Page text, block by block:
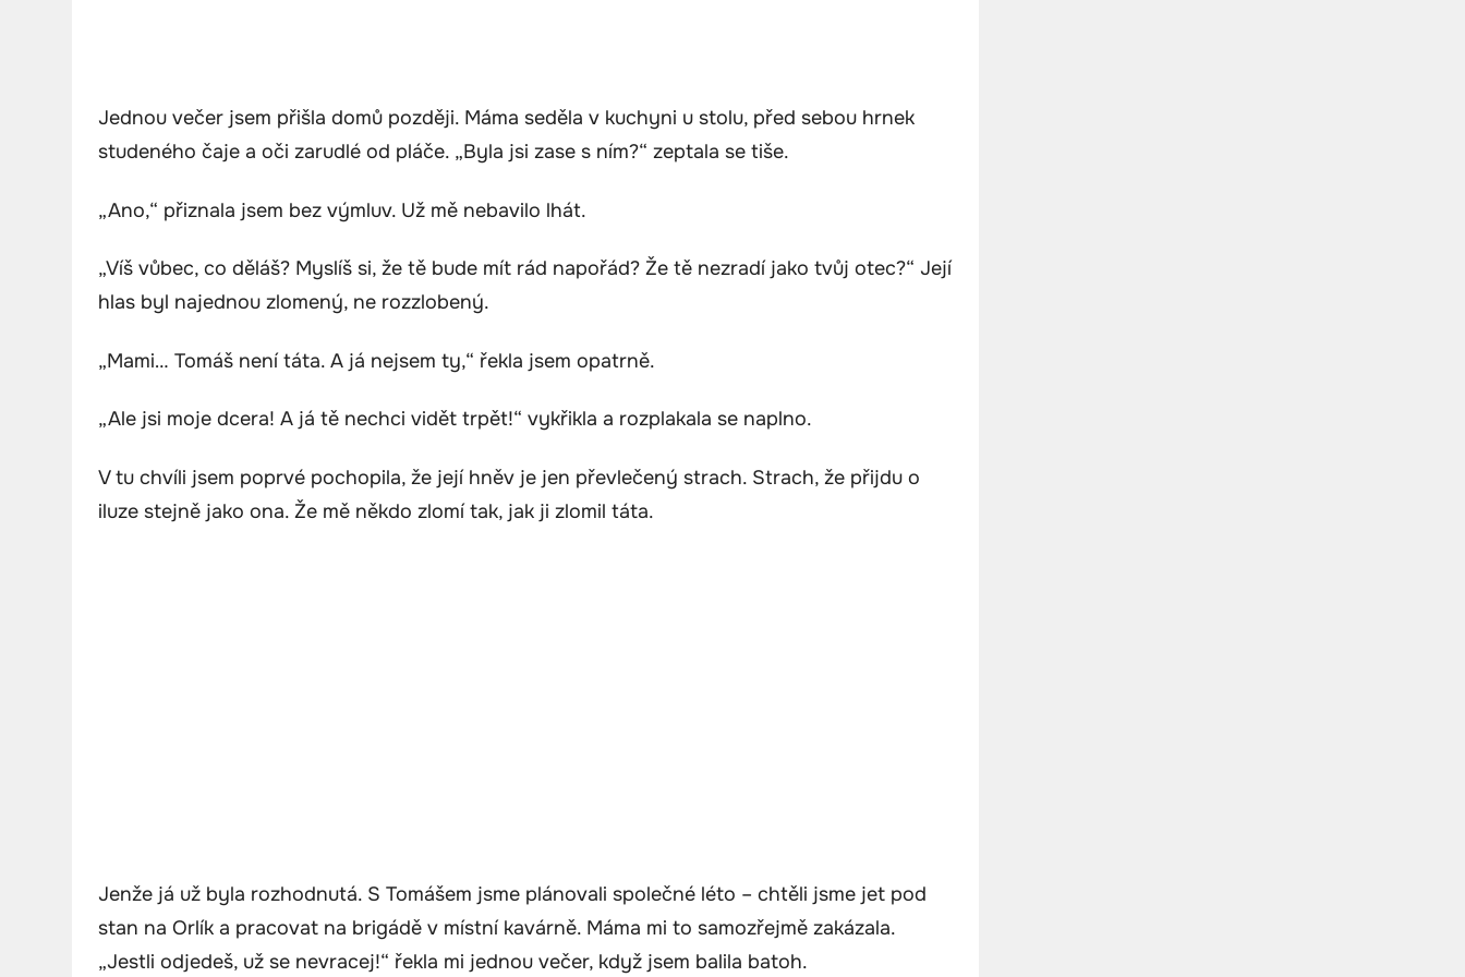
Jednou večer jsem přišla domů později. Máma seděla v kuchyni u stolu, před sebou hrnek
studeného čaje a oči zarudlé od pláče. „Byla jsi zase s ním?“ zeptala se tiše.
„Ano,“ přiznala jsem bez výmluv. Už mě nebavilo lhát.
„Víš vůbec, co děláš? Myslíš si, že tě bude mít rád napořád? Že tě nezradí jako tvůj otec?“ Její
hlas byl najednou zlomený, ne rozzlobený.
„Mami… Tomáš není táta. A já nejsem ty,“ řekla jsem opatrně.
„Ale jsi moje dcera! A já tě nechci vidět trpět!“ vykřikla a rozplakala se naplno.
V tu chvíli jsem poprvé pochopila, že její hněv je jen převlečený strach. Strach, že přijdu o
iluze stejně jako ona. Že mě někdo zlomí tak, jak ji zlomil táta.
Jenže já už byla rozhodnutá. S Tomášem jsme plánovali společné léto – chtěli jsme jet pod
stan na Orlík a pracovat na brigádě v místní kavárně. Máma mi to samozřejmě zakázala.
„Jestli odjedeš, už se nevracej!“ řekla mi jednou večer, když jsem balila batoh.